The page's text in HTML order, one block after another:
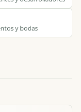
y bodas